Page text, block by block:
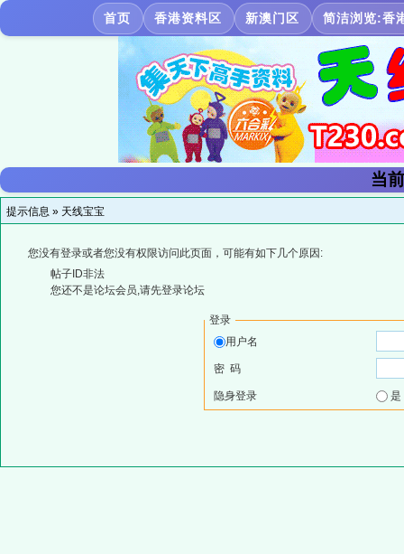
首页 香港资料区 新澳门区 简洁浏览:香
当
提示信息 » 天线宝宝
您没有登录或者您没有权限访问此页面，可能有如下几个原因:
帖子ID非法
您还不是论坛会员,请先登录论坛
登录
用户名
密 码
隐身登录